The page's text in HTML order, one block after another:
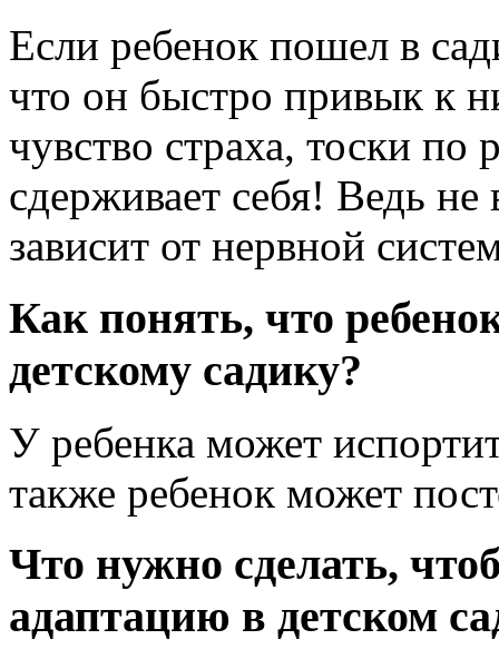
Если ребенок пошел в
что он быстро привык к
чувство страха, тоски
сдерживает себя! Ведь не
зависит от нервной
Как понять, что
детскому садику?
У ребенка может
также ребенок может
Что нужно сделать,
адаптацию в детском